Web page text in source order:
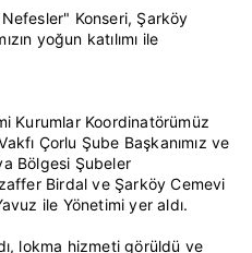
Konseri, Şarköy
yoğun katılımı ile
Kurumlar Koordinatörümüz
Çorlu Şube Başkanımız ve
Bölgesi Şubeler
Birdal ve Şarköy Cemevi
ile Yönetimi yer aldı.
lokma hizmeti görüldü ve